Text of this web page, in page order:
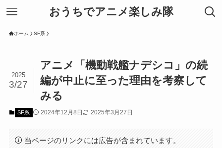
おうちでアニメ楽しみ隊
ホーム SF系
アニメ「機動戦艦ナデシコ」の続
編が中止に至った理由を考察して
みる
2025
3/27
SF系 2024年12月8日 2025年3月27日
当ページのリンクには広告が含まれています。